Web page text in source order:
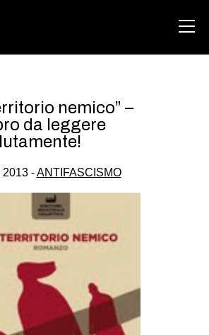
ABOUT
DEGENERAZIONE
GAZA FREESTYLE
MSM
STUDENTI TSUNAMI
ZAM
MILANO
nemico” –
da leggere
2013 -ANTIFASCISMO